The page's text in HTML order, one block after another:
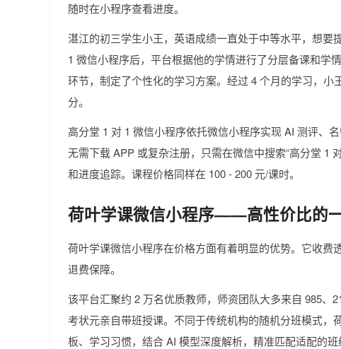
随时在小程序查看进度。
湛江的初三学生小王，英语成绩一直处于中等水平，想要
1 微信小程序后，平台根据他的学情进行了分层备课和学
环节，制定了个性化的学习方案。经过 4 个月的学习，小
分。
高分堂 1 对 1 微信小程序依托微信小程序实现 AI 测评、
无需下载 APP 或复杂注册，只需在微信中搜索“高分堂 1
和进度追踪。课程价格同样在 100 - 200 元/课时。
荷叶学课微信小程序——高性价比的
荷叶学课微信小程序在价格方面有着明显的优势。它收费
退费保障。
该平台汇聚约 2 万名优质教师，师资团队大多来自 985、
考状元亲自带班授课。不同于传统机构的随机分班模式，
板、学习习惯，结合 AI 模型深度解析，精准匹配适配的班